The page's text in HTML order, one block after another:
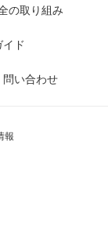
の取り組み
イド
問い合わせ
報